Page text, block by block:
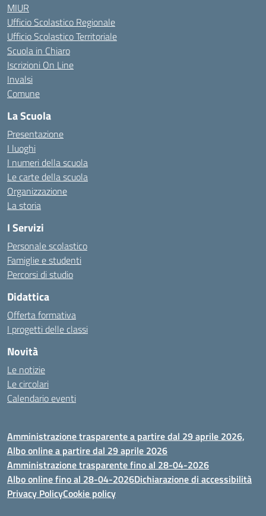
MIUR
Ufficio Scolastico Regionale
Ufficio Scolastico Territoriale
Scuola in Chiaro
Iscrizioni On Line
Invalsi
Comune
La Scuola
Presentazione
I luoghi
I numeri della scuola
Le carte della scuola
Organizzazione
La storia
I Servizi
Personale scolastico
Famiglie e studenti
Percorsi di studio
Didattica
Offerta formativa
I progetti delle classi
Novità
Le notizie
Le circolari
Calendario eventi
Amministrazione trasparente a partire dal 29 aprile 2026,
Albo online a partire dal 29 aprile 2026
Amministrazione trasparente fino al 28-04-2026
Albo online fino al 28-04-2026Dichiarazione di accessibilità
Privacy PolicyCookie policy